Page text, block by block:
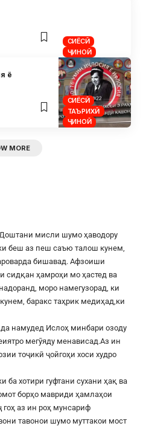
СИЁСӢ
ҶИНОӢ
СИЁСӢ
ТАЪРИХӢ
ҶИНОӢ
ё
MORE
мисли шумо ҳаводору
беш аз пеш саъю талош кунем,
бишавад. Афзоиши
сидқан ҳамроҳи мо ҳастед ва
моро намегузорад, ки
баракс таҳрик медиҳад,ки
намудед Ислоҳ минбари озоду
мегӯяду менависад.Аз ин
тоҷикӣ ҷойгоҳи хоси худро
ба хотири гуфтани сухани ҳақ ва
борҳо мавриди ҳамлаҳои
гоҳ аз ин роҳ мунсариф
тавонои шумо муттакои мост